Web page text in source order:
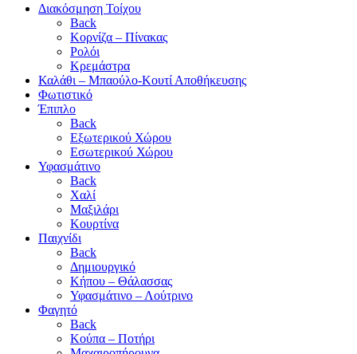
Διακόσμηση Τοίχου
Back
Κορνίζα – Πίνακας
Ρολόι
Κρεμάστρα
Καλάθι – Μπαούλο-Κουτί Αποθήκευσης
Φωτιστικό
Έπιπλο
Back
Εξωτερικού Χώρου
Εσωτερικού Χώρου
Υφασμάτινο
Back
Χαλί
Μαξιλάρι
Κουρτίνα
Παιχνίδι
Back
Δημιουργικό
Κήπου – Θάλασσας
Υφασμάτινο – Λούτρινο
Φαγητό
Back
Κούπα – Ποτήρι